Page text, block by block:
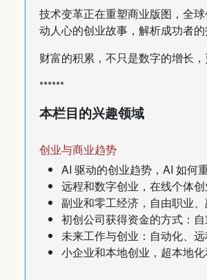
技术变革正在重塑商业版图，全
动人心的创业故事，解析成功者
财富的积累，不只是数字的增长
******
本栏目的兴趣领域
创业与商业趋势
AI 驱动的创业趋势，AI 如何
远程和数字创业，在线个体
副业和零工经济，自由职业
初创公司获得资金的方式：自
未来工作与创业：自动化、
小企业和本地创业，超本地